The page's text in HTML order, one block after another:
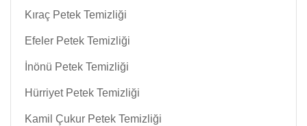
Kıraç Petek Temizliği
Efeler Petek Temizliği
İnönü Petek Temizliği
Hürriyet Petek Temizliği
Kamil Çukur Petek Temizliği